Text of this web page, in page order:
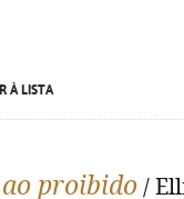
À LISTA
proibido /